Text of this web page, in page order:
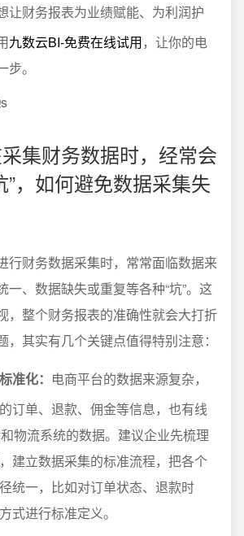
让财务报表为业绩赋能、为利润护
九数云BI-免费在线试用，让你的电
。
集财务数据时，经常会
”，如何避免数据采集失
行财务数据采集时，常常面临数据来
一、数据缺失或重复等各种“坑”。这
，整个财务报表的准确性就会大打折
，其实有几个关键点值得特别注意：
准化： 电商平台的数据来源复杂，
订单、退款、佣金等信息，也有线
物流系统的数据。建议企业先梳理
建立数据采集的标准流程，把各个
统一，比如对订单状态、退款时
式进行标准定义。